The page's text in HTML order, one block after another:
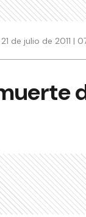
21 de julio de 2011 |